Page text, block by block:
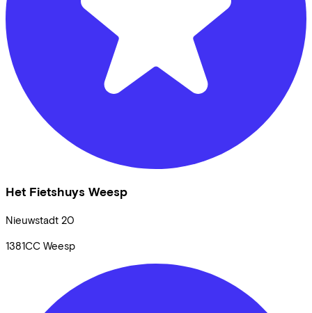
Het Fietshuys Weesp
Nieuwstadt 20
1381CC Weesp